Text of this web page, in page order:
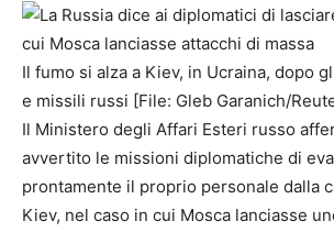
Il fumo si alza a Kiev, in Ucraina, dopo
e missili russi [File: Gleb Garanich/
Il Ministero degli Affari Esteri russo
avvertito le missioni diplomatiche di
prontamente il proprio personale dalla
Kiev, nel caso in cui Mosca lanciasse